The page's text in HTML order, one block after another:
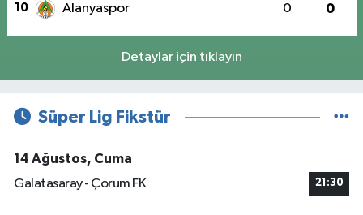
10 Alanyaspor 0 0
Detaylar için tıklayın
Süper Lig Fikstür
14 Ağustos, Cuma
Galatasaray - Çorum FK
21:30